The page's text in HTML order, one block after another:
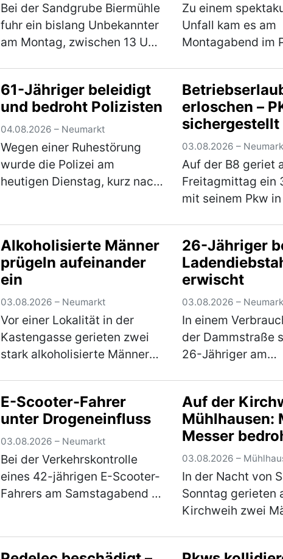
Bei der Sandgrube Biermühle
fuhr ein bislang Unbekannter
am Montag, zwischen 13 Uhr
Eingangstor und verursachte
einen Sachschaden in Höhe
von rund 5.000 €. Der…
(mehr)
Zu einem
Unfall kam es am
Montagabend im
während der Fahrt
woraufhin der
Sattelaufliegers
und e…(mehr)
61-Jähriger beleidigt
und bedroht Polizisten
04.08.2026 – Neumarkt
Wegen einer Ruhestörung
wurde die Polizei am
heutigen Dienstag, kurz nach
jährige Bewohner zeigte sich
über den Besuch jedoch
nicht…
erloschen –
sichergestellt
03.08.2026 –
Auf der B8 geriet
Freitagmittag ein
mit seinem Pkw
seinem Fahrzeug
Veränderungen
vorgenommen
Erlöschen d…
Alkoholisierte Männer
prügeln aufeinander
ein
03.08.2026 – Neumarkt
Vor einer Lokalität in der
Kastengasse gerieten zwei
stark alkoholisierte Männer
einen Streit, in dessen Verlauf
die beiden gegenseitig
aufeinander ein…(mehr)
26-Jähriger
erwischt
03.08.2026 –
In einem
der Dammstraße
26-Jähriger am
Waren im Wert
scannte er nicht
den Laden ohne
E-Scooter-Fahrer
unter Drogeneinfluss
03.08.2026 – Neumarkt
Bei der Verkehrskontrolle
eines 42-jährigen E-Scooter-
Fahrers am Samstagabend in
Auf der
Mühlhausen:
Messer
03.08.2026 –
In der Nacht von
Sonntag gerieten
Kirchweih zwei